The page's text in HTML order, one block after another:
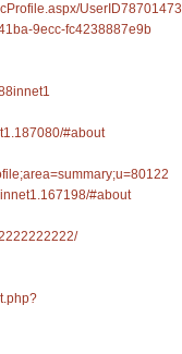
UserID78701473
9ecc-fc4238887e9b
#about
#about